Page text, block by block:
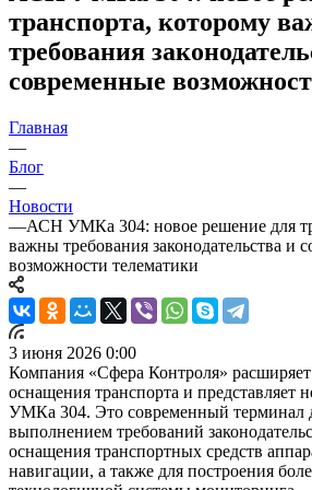
транспорта, которому
требования
современные
Главная
—
Блог
—
Новости
—АСН УМКа 304: новое решение для
важны требования законодательства и
возможности телематики
3 июня 2026 0:00
Компания «Сфера Контроля»
оснащения транспорта и
УМКа 304. Это современный терминал
выполнением требований
оснащения транспортных средств
навигации, а также для построения